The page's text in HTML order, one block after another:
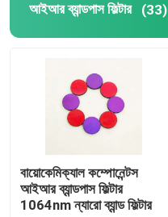
আইআর ব্যান্ডপাস ফিল্টার (33)
বায়োকেমিক্যাল কম্পোনেন্টস
আইআর ব্যান্ডপাস ফিল্টার
1064nm ন্যারো ব্যান্ড ফিল্টার